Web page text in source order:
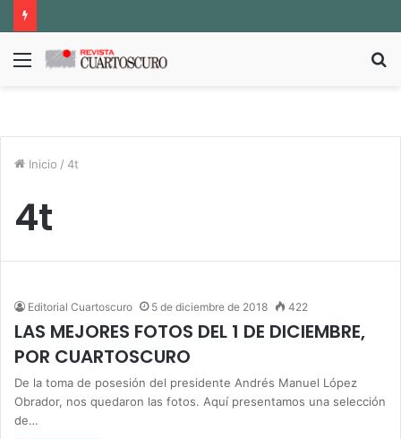
Menú
Inicio / 4t
4t
Editorial Cuartoscuro 5 de diciembre de 2018 422
LAS MEJORES FOTOS DEL 1 DE DICIEMBRE,
POR CUARTOSCURO
De la toma de posesión del presidente Andrés Manuel López
Obrador, nos quedaron las fotos. Aquí presentamos una selección
de…